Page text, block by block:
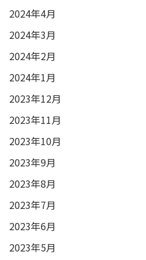
2024年4月
2024年3月
2024年2月
2024年1月
2023年12月
2023年11月
2023年10月
2023年9月
2023年8月
2023年7月
2023年6月
2023年5月